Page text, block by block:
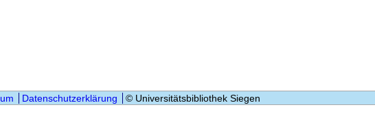
Datenschutzerklärung © Universitätsbibliothek Siegen